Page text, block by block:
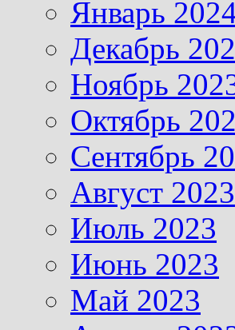
Январь
Декабрь
Ноябрь
Октябрь
Сентябрь
Август 2023
Июль 2023
Июнь 2023
Май 2023